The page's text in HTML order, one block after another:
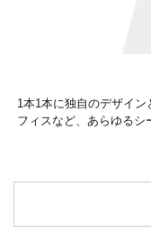
1本1本に独自のデザイ
フィスなど、あらゆるシ